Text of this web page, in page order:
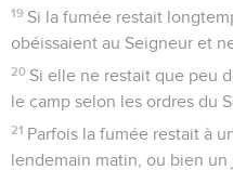
19 Si la fumée restait
obéissaient au Seigneur et
20 Si elle ne restait que peu
le camp selon les ordres du
21 Parfois la fumée restait à
lendemain matin, ou bien